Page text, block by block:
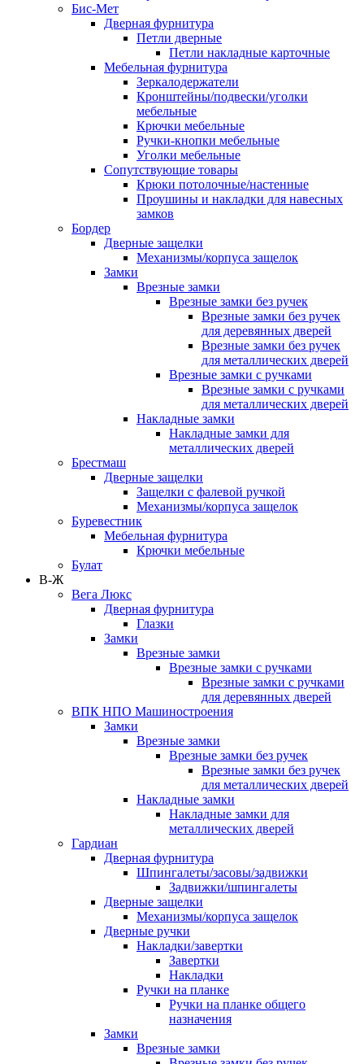
Бис-Мет
Дверная фурнитура
Петли дверные
Петли накладные карточные
Мебельная фурнитура
Зеркалодержатели
Кронштейны/подвески/уголки
мебельные
Крючки мебельные
Ручки-кнопки мебельные
Уголки мебельные
Сопутствующие товары
Крюки потолочные/настенные
Проушины и накладки для навесных
замков
Бордер
Дверные защелки
Механизмы/корпуса защелок
Замки
Врезные замки
Врезные замки без ручек
Врезные замки без ручек
для деревянных дверей
Врезные замки без ручек
для металлических дверей
Врезные замки с ручками
Врезные замки с ручками
для металлических дверей
Накладные замки
Накладные замки для
металлических дверей
Брестмаш
Дверные защелки
Защелки с фалевой ручкой
Механизмы/корпуса защелок
Буревестник
Мебельная фурнитура
Крючки мебельные
Булат
В-Ж
Вега Люкс
Дверная фурнитура
Глазки
Замки
Врезные замки
Врезные замки с ручками
Врезные замки с ручками
для деревянных дверей
ВПК НПО Машиностроения
Замки
Врезные замки
Врезные замки без ручек
Врезные замки без ручек
для металлических дверей
Накладные замки
Накладные замки для
металлических дверей
Гардиан
Дверная фурнитура
Шпингалеты/засовы/задвижки
Задвижки/шпингалеты
Дверные защелки
Механизмы/корпуса защелок
Дверные ручки
Накладки/завертки
Завертки
Накладки
Ручки на планке
Ручки на планке общего
назначения
Замки
Врезные замки